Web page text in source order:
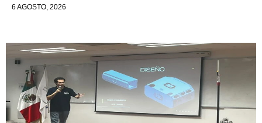
6 AGOSTO, 2026